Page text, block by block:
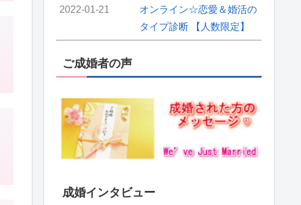
2022-01-21
オンライン☆恋愛＆婚活の
タイプ診断 【人数限定】
ご成婚者の声
成婚インタビュー